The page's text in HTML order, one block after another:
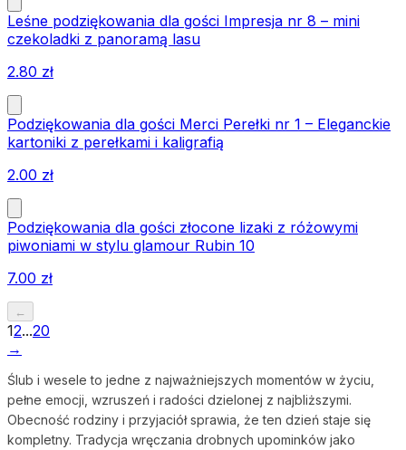
Leśne podziękowania dla gości Impresja nr 8 – mini
czekoladki z panoramą lasu
2.80 zł
Podziękowania dla gości Merci Perełki nr 1 – Eleganckie
kartoniki z perełkami i kaligrafią
2.00 zł
Podziękowania dla gości złocone lizaki z różowymi
piwoniami w stylu glamour Rubin 10
7.00 zł
←
12...20
→
Ślub i wesele to jedne z najważniejszych momentów w życiu,
pełne emocji, wzruszeń i radości dzielonej z najbliższymi.
Obecność rodziny i przyjaciół sprawia, że ten dzień staje się
kompletny. Tradycja wręczania drobnych upominków jako